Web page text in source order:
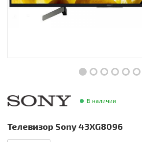
Инструменты и техника
Товары для дома
Сантехника В наличии
Телевизор Sony 43XG8096